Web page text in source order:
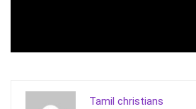
Tamil christians